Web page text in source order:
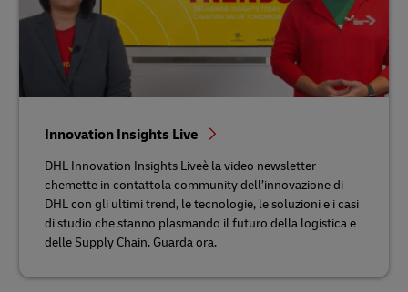
Innovation Insights Live
DHL Innovation Insights Liveè la video newsletter
chemette in contattola community dell’innovazione di
DHL con gli ultimi trend, le tecnologie, le soluzioni e i casi
di studio che stanno plasmando il futuro della logistica e
delle Supply Chain. Guarda ora.